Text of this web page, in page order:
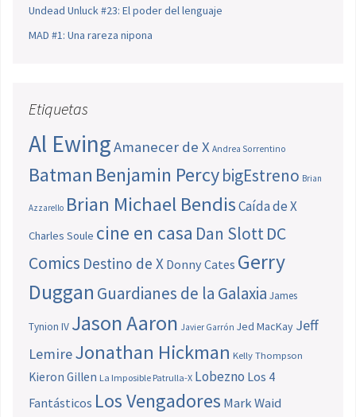
Undead Unluck #23: El poder del lenguaje
MAD #1: Una rareza nipona
Etiquetas
Al EwingAmanecer de X Andrea Sorrentino
Batman Benjamin PercybigEstreno Brian
Azzarello Brian Michael BendisCaída de X
Charles Soule cine en casa Dan SlottDC
Comics Destino de X Donny Cates Gerry
Duggan Guardianes de la Galaxia James
Tynion IV Jason Aaron Javier Garrón Jed MacKay Jeff
LemireJonathan Hickman Kelly Thompson
Kieron Gillen La Imposible Patrulla-X Lobezno Los 4
Fantásticos Los Vengadores Mark Waid